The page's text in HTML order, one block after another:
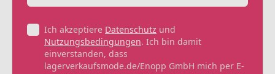
Ich akzeptiere Datenschutz und
Nutzungsbedingungen. Ich bin damit
einverstanden, dass
lagerverkaufsmode.de/Enopp GmbH mich per E-